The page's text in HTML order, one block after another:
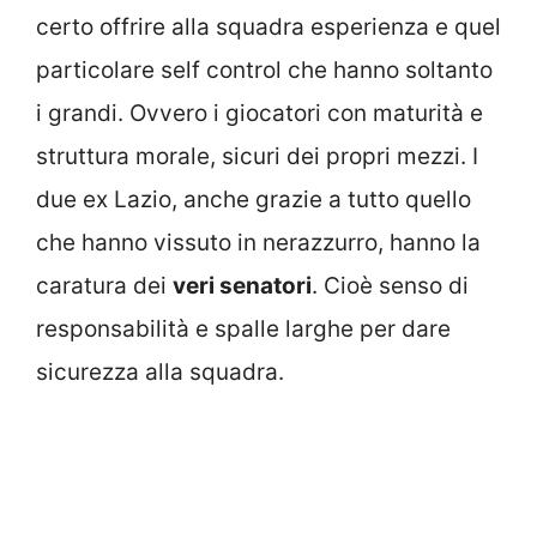
certo offrire alla squadra esperienza e quel
particolare self control che hanno soltanto
i grandi. Ovvero i giocatori con maturità e
struttura morale, sicuri dei propri mezzi. I
due ex Lazio, anche grazie a tutto quello
che hanno vissuto in nerazzurro, hanno la
caratura dei veri senatori. Cioè senso di
responsabilità e spalle larghe per dare
sicurezza alla squadra.